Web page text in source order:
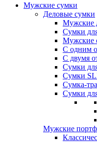
Мужские сумки
Деловые сумки
Мужские
Сумки
Мужские
С одним
С двумя
Сумки
Сумки
Сумка-
Сумки
Мужские